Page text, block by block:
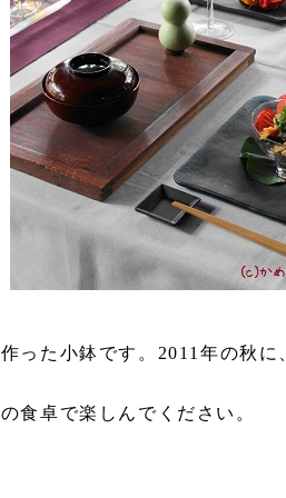
った小鉢です。2011年の秋
食卓で楽しんでください。